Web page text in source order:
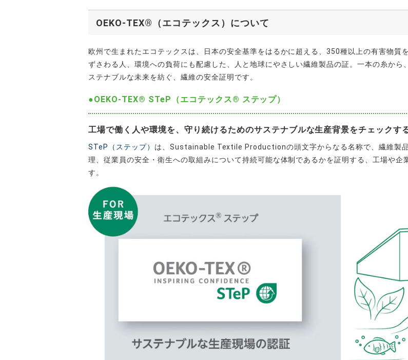
OEKO-TEX®（エコテックス）について
欧州で生まれたエコテックスは、日本の安全基準をはるかに超える、350種以上の有害物質
ずさわる人、環境への負荷にも配慮した、人と地球にやさしい繊維製品の証。一本の糸か
ステナブルな未来を紡ぐ、繊維の安全証明です。
●OEKO-TEX® STeP（エコテックス® ステップ）
工場で働く人や環境を、守り続けるためのサステナブルな生産背景をチェックす
STeP（ステップ） は、Sustainable Textile Productionの頭文字からなる名称で、繊維製
理、従業員の安全・衛生への取組みについて持続可能な体制であるかを証明する、工場や
す。